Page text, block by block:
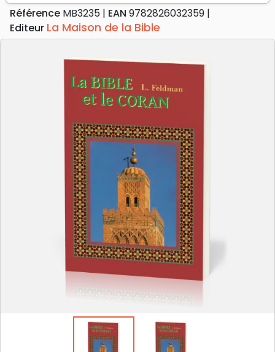
Référence MB3235 EAN 9782826032359
Editeur La Maison de la Bible